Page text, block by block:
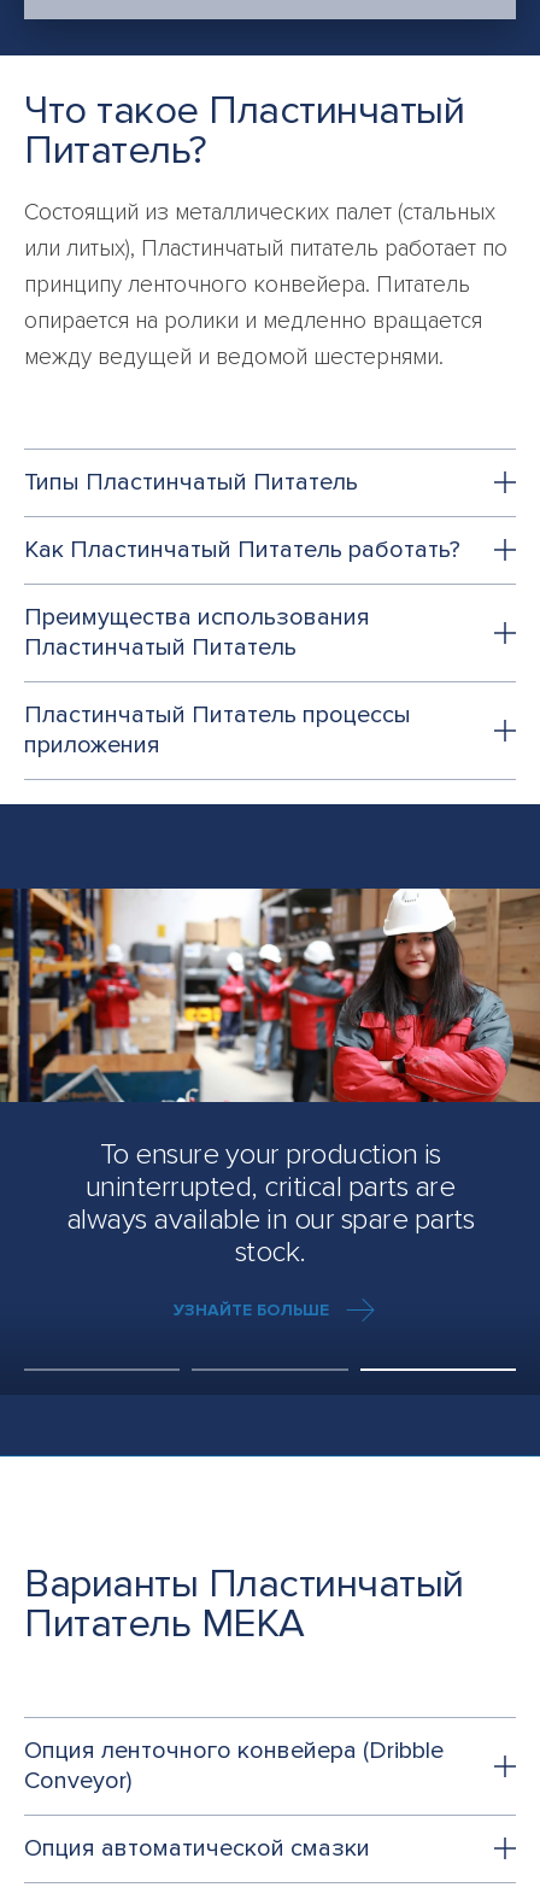
Что такое Пластинчатый
Питатель?
Состоящий из металлических палет (стальных
или литых), Пластинчатый питатель работает по
принципу ленточного конвейера. Питатель
опирается на ролики и медленно вращается
между ведущей и ведомой шестернями.
Типы Пластинчатый Питатель
Как Пластинчатый Питатель работать?
Преимущества использования
Пластинчатый Питатель
Пластинчатый Питатель процессы
приложения
Варианты Пластинчатый
Питатель MEKA
Опция ленточного конвейера (Dribble
Conveyor)
Опция автоматической смазки